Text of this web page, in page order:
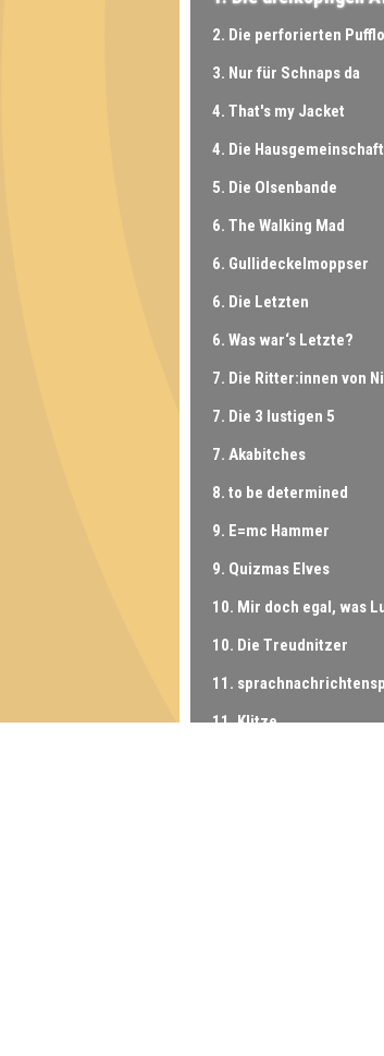
3. Nur für Schnaps da
4. That's my Jacket
4. Die Hausgemeinschaft
5. Die Olsenbande
6. The Walking Mad
6. Gullideckelmoppser
6. Die Letzten
6. Was war‘s Letzte?
7. Die Ritter:innen von Ni
7. Die 3 lustigen 5
7. Akabitches
8. to be determined
9. E=mc Hammer
9. Quizmas Elves
10. Die Treudnitzer
11. Klitze